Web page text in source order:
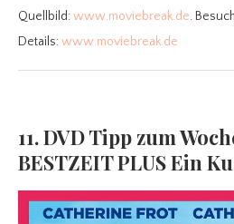
Quellbild:www.moviebreak.de.
Details:www.moviebreak.de
11. DVD Tipp zum
BESTZEIT PLUS Ein